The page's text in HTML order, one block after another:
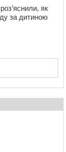
як
за дитиною